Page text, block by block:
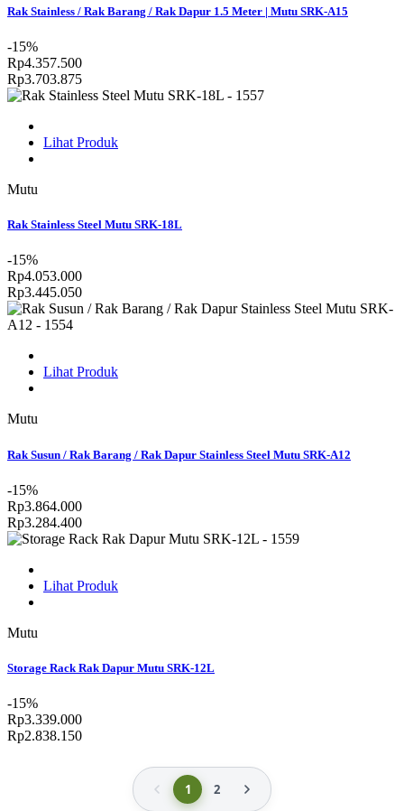
Rak Stainless / Rak Barang / Rak Dapur 1.5 Meter | Mutu SRK-A15
-15%
Rp4.357.500
Rp3.703.875
Lihat Produk
Mutu
Rak Stainless Steel Mutu SRK-18L
-15%
Rp4.053.000
Rp3.445.050
Lihat Produk
Mutu
Rak Susun / Rak Barang / Rak Dapur Stainless Steel Mutu SRK-A12
-15%
Rp3.864.000
Rp3.284.400
Lihat Produk
Mutu
Storage Rack Rak Dapur Mutu SRK-12L
-15%
Rp3.339.000
Rp2.838.150
1 2